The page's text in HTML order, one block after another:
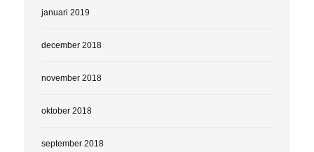
januari 2019
december 2018
november 2018
oktober 2018
september 2018